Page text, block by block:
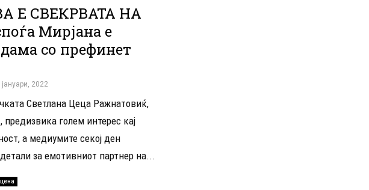
Е СВЕКРВАТА НА
Мирјана е
со префинет
2022
Светлана Цеца Ражнатовиќ,
предизвика голем интерес кај
а медиумите секој ден
за емотивниот партнер на...